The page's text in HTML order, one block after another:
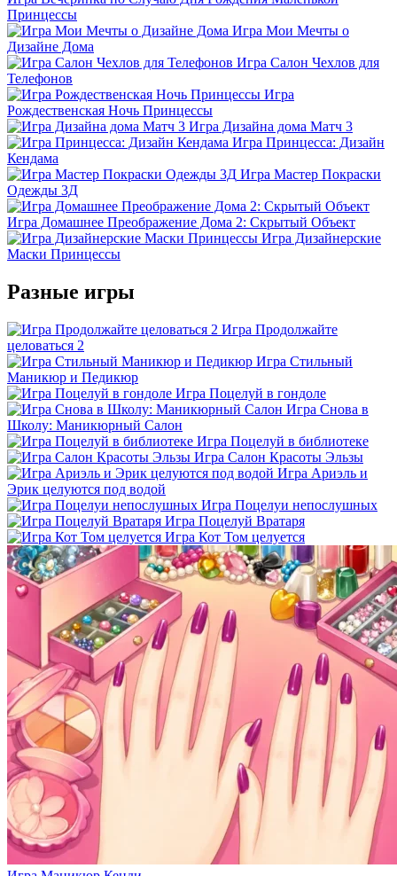
Принцессы
Игра Мои Мечты о
Дизайне Дома
Игра Салон Чехлов для
Телефонов
Игра
Рождественская Ночь Принцессы
Игра Дизайна дома Матч 3
Игра Принцесса: Дизайн
Кендама
Игра Мастер Покраски
Одежды 3Д
Игра Домашнее Преображение Дома 2: Скрытый Объект
Игра Дизайнерские
Маски Принцессы
Разные игры
Игра Продолжайте
целоваться 2
Игра Стильный
Маникюр и Педикюр
Игра Поцелуй в гондоле
Игра Снова в
Школу: Маникюрный Салон
Игра Поцелуй в библиотеке
Игра Салон Красоты Эльзы
Игра Ариэль и
Эрик целуются под водой
Игра Поцелуи непослушных
Игра Поцелуй Вратаря
Игра Кот Том целуется